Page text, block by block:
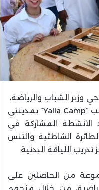
وزير الشباب والرياضة،
فعاليات المعسكر الشبابي يلا كامب “Yalla Camp” بمدينتي
المشاركة في
الشاطئية والتنس
اللياقة البدنية.
من الحاصلين على